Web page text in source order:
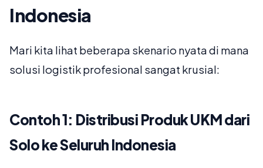
Indonesia
Mari kita lihat beberapa skenario nyata di mana
solusi logistik profesional sangat krusial:
Contoh 1: Distribusi Produk UKM dari
Solo ke Seluruh Indonesia